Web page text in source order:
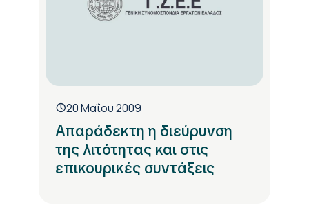
20 Μαΐου 2009
Απαράδεκτη η διεύρυνση
της λιτότητας και στις
επικουρικές συντάξεις